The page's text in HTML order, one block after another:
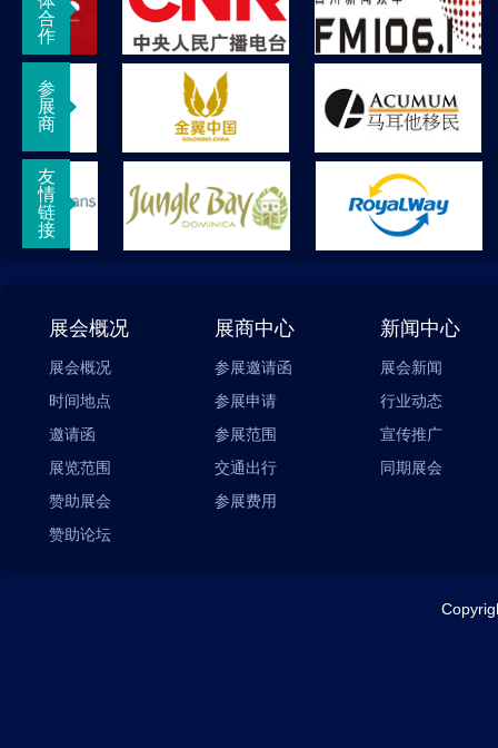
合
作
参
展
商
友
情
链
接
展会概况
展会概况
时间地点
邀请函
展览范围
赞助展会
赞助论坛
展商中心
参展邀请函
参展申请
参展范围
交通出行
参展费用
新闻中心
展会新闻
行业动态
宣传推广
同期展会